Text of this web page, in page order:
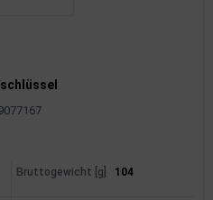
Bruttogewicht [g] 104